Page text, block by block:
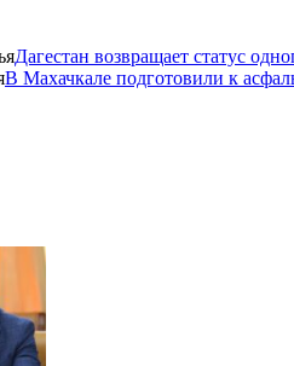
Дагестан возвращает статус
В Махачкале подготовили к